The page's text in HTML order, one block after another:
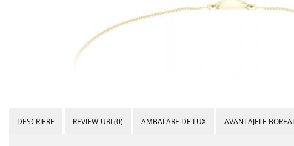
200 Lei - 300 Lei
DESCRIERE REVIEW-URI(0) AMBALARE DE LUX AVANTAJELE